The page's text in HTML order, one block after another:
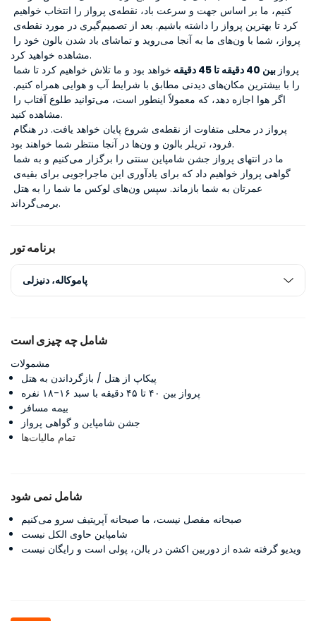
مشاهده خواهید کرد.
پرواز بین 40 دقیقه تا 45 دقیقه
مشاهده کنید.
فرود، تریلر بالون و ون‌ها در آنجا منتظر شما خواهند بود.
برمی‌گرداند.
برنامه تور
پاموکاله، دنیزلی
شامل چه چیزی است
مشمولات
پیکاپ از هتل / بازگرداندن به هتل
پرواز بین ۴۰ تا ۴۵ دقیقه با سبد ۱۶-۱۸ نفره
بیمه مسافر
جشن شامپاین و گواهی پرواز
تمام مالیات‌ها
شامل نمی شود
صبحانه مفصل نیست، ما صبحانه آپریتیف سرو می‌کنیم
شامپاین حاوی الکل نیست
ویدیو گرفته شده از دوربین اکشن در بالن، پولی است و رایگان نیست